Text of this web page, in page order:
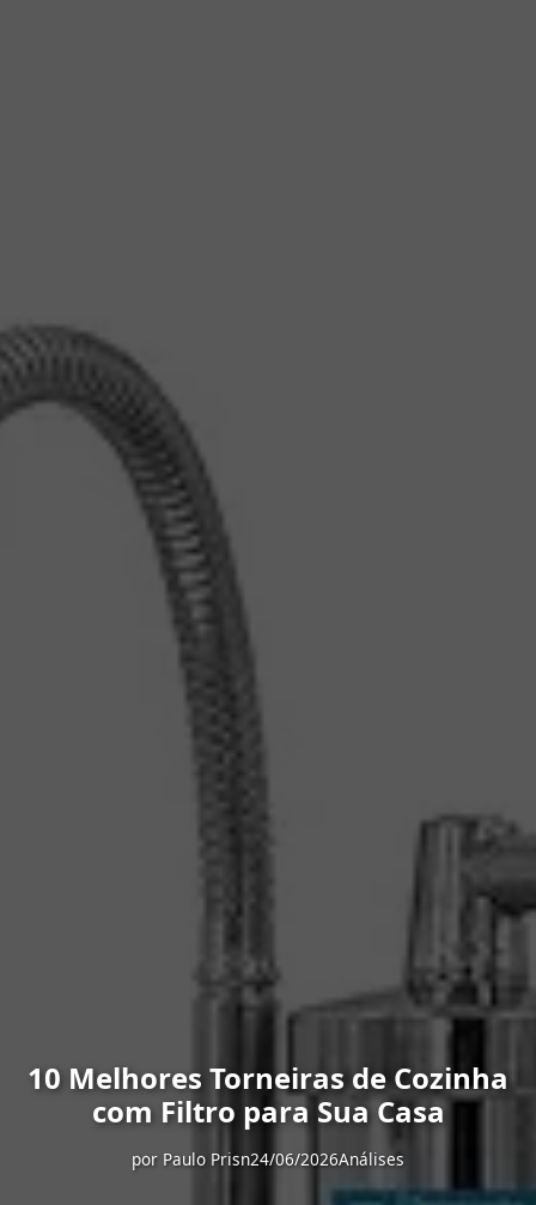
10 Melhores Torneiras de Cozinha
com Filtro para Sua Casa
por Paulo Prisn24/06/2026Análises